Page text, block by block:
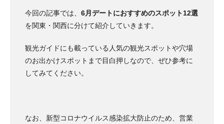
今回の記事では、 6月デートにおすすめのスポット12選
を関東・関西に分けて紹介していきます。
観光ガイドにも載っている人気の観光スポットや穴場
のお出かけスポットまで目白押しなので、ぜひ参考に
してみてください。
なお、新型コロナウイルス感染拡大防止のため、営業